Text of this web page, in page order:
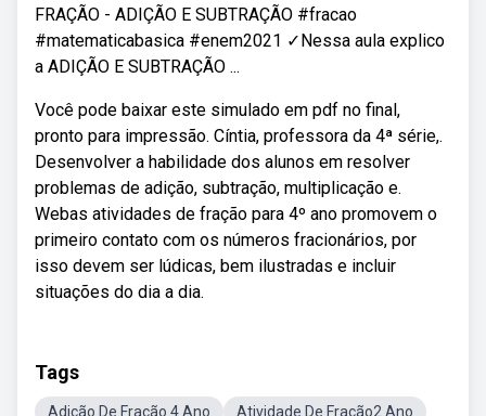
FRAÇÃO - ADIÇÃO E SUBTRAÇÃO #fracao
#matematicabasica #enem2021 ✓Nessa aula explico
a ADIÇÃO E SUBTRAÇÃO ...
Você pode baixar este simulado em pdf no final,
pronto para impressão. Cíntia, professora da 4ª série,.
Desenvolver a habilidade dos alunos em resolver
problemas de adição, subtração, multiplicação e.
Webas atividades de fração para 4º ano promovem o
primeiro contato com os números fracionários, por
isso devem ser lúdicas, bem ilustradas e incluir
situações do dia a dia.
Tags
Adição De Fração 4 Ano Atividade De Fração2 Ano